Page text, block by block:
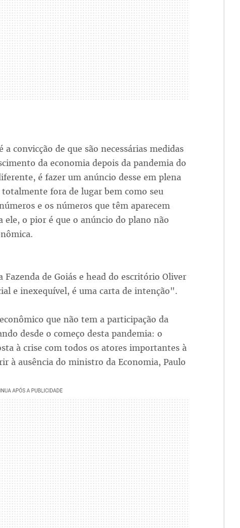
convicção de que são necessárias medidas
da economia depois da pandemia do
é fazer um anúncio desse em plena
fora de lugar bem como seu
e os números que têm aparecem
ele, o pior é que o anúncio do plano não
Fazenda de Goiás e head do escritório Oliver
e inexequível, é uma carta de intenção".
que não tem a participação da
desde o começo desta pandemia: o
à crise com todos os atores importantes à
à ausência do ministro da Economia, Paulo